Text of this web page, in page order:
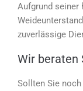
Aufgrund seiner
zuverlässige
Wir beraten
Sollten Sie noch